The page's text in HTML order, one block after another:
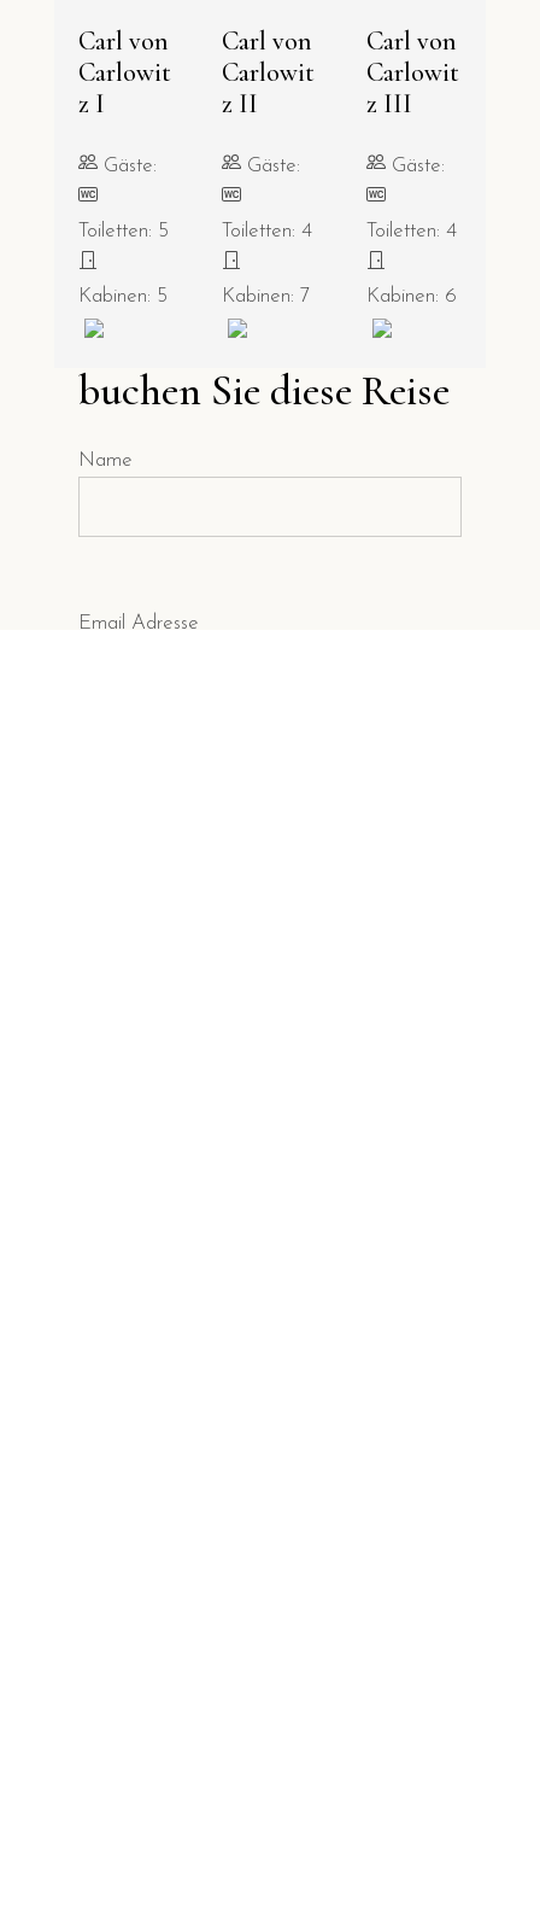
Carl von
Carlowit
z I
Gäste:
Toiletten: 5
Kabinen: 5
Carl von
Carlowit
z II
Gäste:
Toiletten: 4
Kabinen: 7
Carl von
Carlowit
z III
Gäste:
Toiletten: 4
Kabinen: 6
buchen Sie diese Reise
Name
Email Adresse